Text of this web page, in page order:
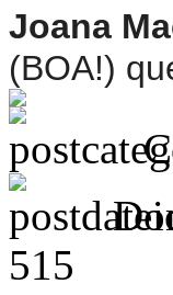
Joana
(BOA!)
515